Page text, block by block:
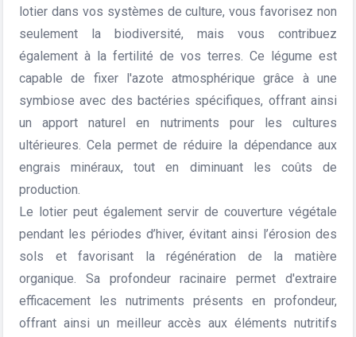
lotier dans vos systèmes de culture, vous favorisez non
seulement la biodiversité, mais vous contribuez
également à la fertilité de vos terres. Ce légume est
capable de fixer l'azote atmosphérique grâce à une
symbiose avec des bactéries spécifiques, offrant ainsi
un apport naturel en nutriments pour les cultures
ultérieures. Cela permet de réduire la dépendance aux
engrais minéraux, tout en diminuant les coûts de
production.
Le lotier peut également servir de couverture végétale
pendant les périodes d’hiver, évitant ainsi l’érosion des
sols et favorisant la régénération de la matière
organique. Sa profondeur racinaire permet d'extraire
efficacement les nutriments présents en profondeur,
offrant ainsi un meilleur accès aux éléments nutritifs